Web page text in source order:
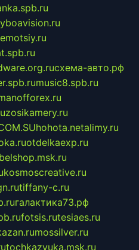
схема-авто.рф
music8.spb.ru
zosikamery.ru
hohota.netalimy.ru
otdelkaexp.ru
kosmoscreative.ru
tiffany-c.ru
галактика73.рф
fotsis.rutesiaes.ru
mossilver.ru
tochkazvuka.msk.ru